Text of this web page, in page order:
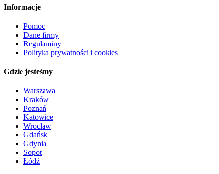
Informacje
Pomoc
Dane firmy
Regulaminy
Polityka prywatności i cookies
Gdzie jesteśmy
Warszawa
Kraków
Poznań
Katowice
Wrocław
Gdańsk
Gdynia
Sopot
Łódź